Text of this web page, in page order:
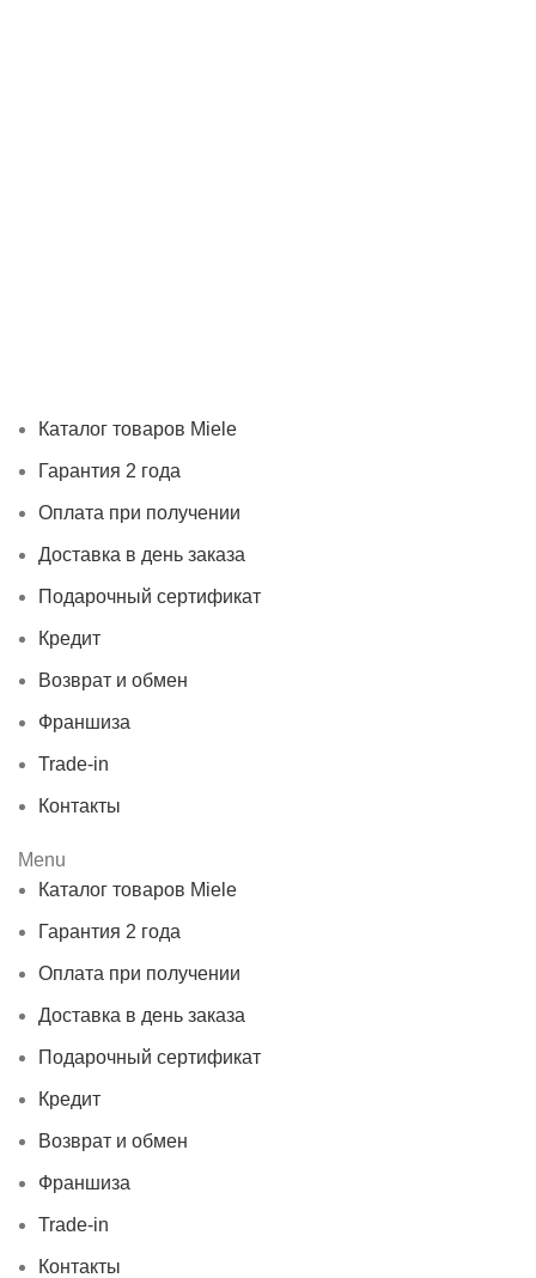
Каталог товаров Miele
Гарантия 2 года
Оплата при получении
Доставка в день заказа
Подарочный сертификат
Кредит
Возврат и обмен
Франшиза
Trade-in
Контакты
Menu
Каталог товаров Miele
Гарантия 2 года
Оплата при получении
Доставка в день заказа
Подарочный сертификат
Кредит
Возврат и обмен
Франшиза
Trade-in
Контакты